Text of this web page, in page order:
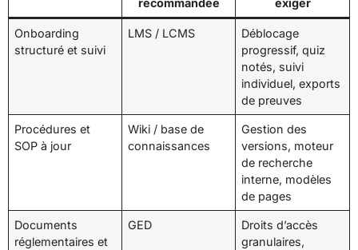
Onboarding
structuré et suivi
LMS / LCMS
Déblocage
progressif, quiz
notés, suivi
individuel, exports
de preuves
Procédures et
SOP à jour
Wiki / base de
connaissances
Gestion des
versions, moteur
de recherche
interne, modèles
de pages
Documents
réglementaires et
GED
Droits d’accès
granulaires,